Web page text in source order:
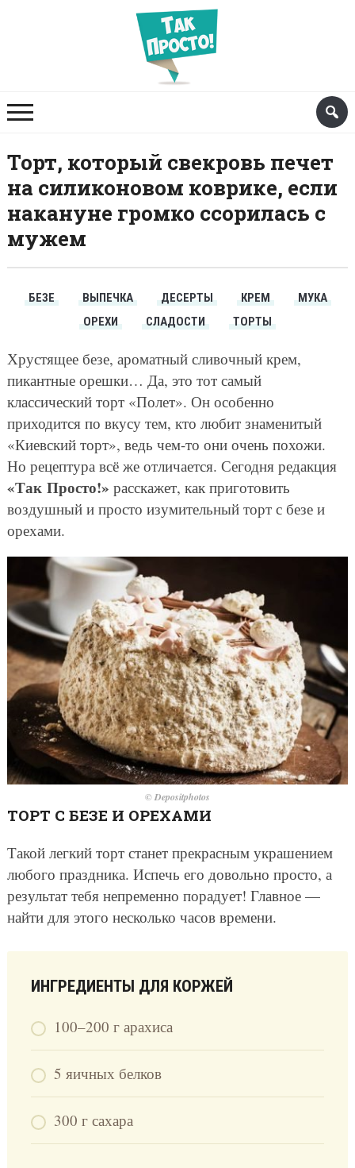
Торт, который свекровь печет
на силиконовом коврике, если
накануне громко ссорилась с
мужем
БЕЗЕ ВЫПЕЧКА ДЕСЕРТЫ КРЕМ
МУКА
ОРЕХИ
СЛАДОСТИ ТОРТЫ
Хрустящее безе, ароматный сливочный крем,
пикантные орешки… Да, это тот самый
классический торт «Полет». Он особенно
приходится по вкусу тем, кто любит знаменитый
«Киевский торт», ведь чем-то они очень похожи.
Но рецептура всё же отличается. Сегодня редакция
«Так Просто!» расскажет, как приготовить
воздушный и просто изумительный торт с безе и
орехами.
© Depositphotos
ТОРТ С БЕЗЕ И ОРЕХАМИ
Такой легкий торт станет прекрасным украшением
любого праздника. Испечь его довольно просто, а
результат тебя непременно порадует! Главное —
найти для этого несколько часов времени.
ИНГРЕДИЕНТЫ ДЛЯ КОРЖЕЙ
100–200 г арахиса
5 яичных белков
300 г сахара